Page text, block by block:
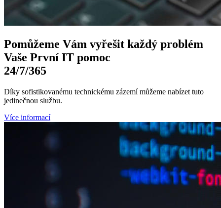
Pomůžeme Vám vyřešit každý problém
Vaše První IT pomoc
24/7/365
Díky sofistikovanému technickému zázemí můžeme nabízet tuto
jedinečnou službu.
Více informací